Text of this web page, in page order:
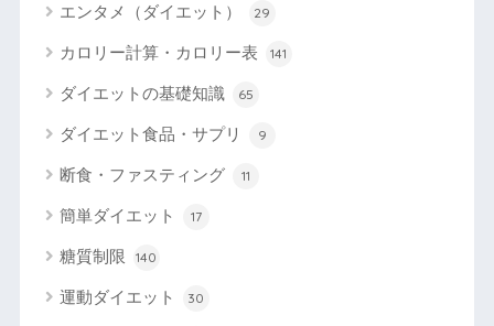
エンタメ（ダイエット） 29
カロリー計算・カロリー表 141
ダイエットの基礎知識 65
ダイエット食品・サプリ 9
断食・ファスティング 11
簡単ダイエット 17
糖質制限 140
運動ダイエット 30